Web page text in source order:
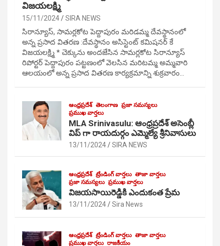
విజయలక్ష్మి
15/11/2024 SIRA NEWS
సిరాన్యూస్, సామర్లకోట పెద్దాపురం మరిడమ్మ దేవస్థానంలో
అన్న ప్రసాద వితరణ :దేవస్థానం అసిస్టెంట్ కమిషనర్ కే
విజయలక్ష్మి * చెక్కును అందజేసిన సామర్లకోట సిరాన్యూస్
రిపోర్టర్ పెద్దాపురం పట్టణంలో వెలసిన మరిటమ్మ అమ్మవారి
ఆలయంలో అన్న ప్రసాద వితరణ కార్యక్రమాన్ని శుక్రవారం…
ఆంధ్రప్రదేశ్ తెలంగాణ ప్రజా సమస్యలు
ప్రముఖ వార్తలు
MLA Srinivasulu: ఆంధ్రప్రదేశ్ అసెంబ్లీ
విప్ గా రాయదుర్గం ఎమ్మెల్యే శ్రీనివాసులు
13/11/2024 SIRA NEWS
ఆంధ్రప్రదేశ్ ట్రేండింగ్ వార్తలు తాజా వార్తలు
ప్రజా సమస్యలు ప్రముఖ వార్తలు
విజయసాయిరెడ్డికి ఎందుకంత ప్రేమ
13/11/2024 Sira News
ఆంధ్రప్రదేశ్ ట్రేండింగ్ వార్తలు తాజా వార్తలు
ప్రముఖ వార్తలు రాజకీయం